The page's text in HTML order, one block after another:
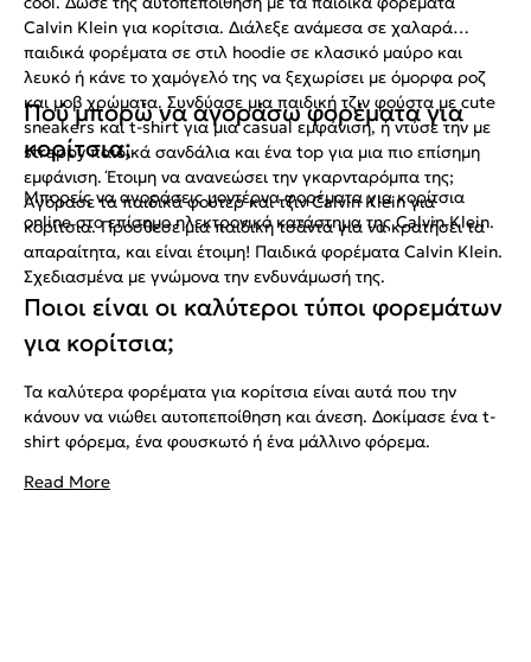
Calvin Klein για κορίτσια. Διάλεξε ανάμεσα σε χαλαρά
παιδικά φορέματα σε στιλ hoodie σε κλασικό μαύρο και
λευκό ή κάνε το χαμόγελό της να ξεχωρίσει με όμορφα ροζ
και μοβ χρώματα. Συνδύασε μια παιδική τζιν φούστα με cute
sneakers και t-shirt για μια casual εμφάνιση, ή ντύσε την με
strappy παιδικά σανδάλια και ένα top για μια πιο επίσημη
εμφάνιση. Έτοιμη να ανανεώσει την γκαρνταρόμπα της;
Αγόρασε τα παιδικά φούτερ και τζιν Calvin Klein για
κορίτσια. Πρόσθεσε μια παιδική τσάντα για να κρατήσει τα
απαραίτητα, και είναι έτοιμη! Παιδικά φορέματα Calvin Klein.
Σχεδιασμένα με γνώμονα την ενδυνάμωσή της.
Πού μπορώ να αγοράσω φορέματα για
κορίτσια;
Μπορείς να αγοράσεις μοντέρνα φορέματα για κορίτσια
online στο επίσημο ηλεκτρονικό κατάστημα της Calvin Klein.
Ποιοι είναι οι καλύτεροι τύποι φορεμάτων
για κορίτσια;
Τα καλύτερα φορέματα για κορίτσια είναι αυτά που την
κάνουν να νιώθει αυτοπεποίθηση και άνεση. Δοκίμασε ένα t-
shirt φόρεμα, ένα φουσκωτό ή ένα μάλλινο φόρεμα.
Read More